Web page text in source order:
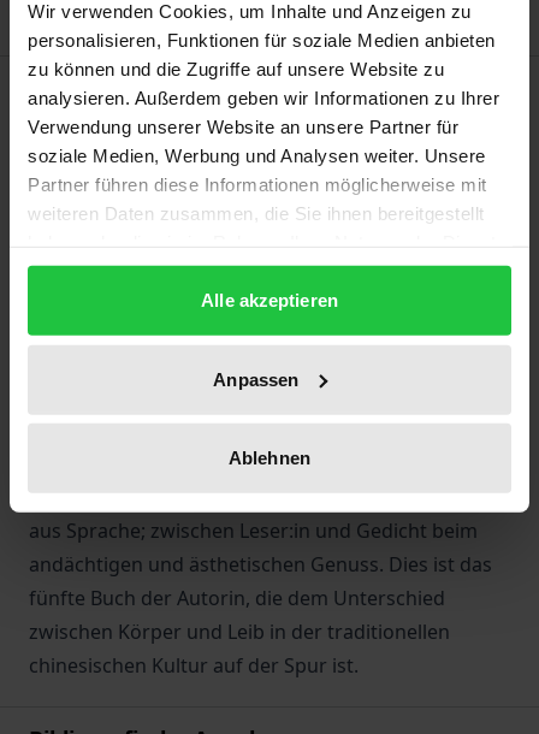
Wir verwenden Cookies, um Inhalte und Anzeigen zu
personalisieren, Funktionen für soziale Medien anbieten
zu können und die Zugriffe auf unsere Website zu
analysieren. Außerdem geben wir Informationen zu Ihrer
Verwendung unserer Website an unsere Partner für
soziale Medien, Werbung und Analysen weiter. Unsere
Partner führen diese Informationen möglicherweise mit
weiteren Daten zusammen, die Sie ihnen bereitgestellt
gesammelt haben.
Alle akzeptieren
Anpassen
Ablehnen
Beschreibung
Phänomenologie des Naturerlebens fragt danach,
was sich unterwegs zeigt, wie es sich zeigt, was es
mit uns macht und warum. In diesem Buch ist der
Abstieg in tiefere Schichten des Erlebens zugleich
Abstieg in die Tiefe der alten chinesischen Kultur.
Dann ist Spüren nur indirekt erschließbar:
über die Wirk-Kraft poetischer Texte. Genau
besehen, zeigt sich hier zweifach Resonanz:
zwischen Natur und Dichter:in, niedergelegt in
Rhythmus und Klang, in Bildern, Farben und Formen
aus Sprache; zwischen Leser:in und Gedicht beim
andächtigen und ästhetischen Genuss. Dies ist das
fünfte Buch der Autorin, die dem Unterschied
zwischen Körper und Leib in der traditionellen
chinesischen Kultur auf der Spur ist.